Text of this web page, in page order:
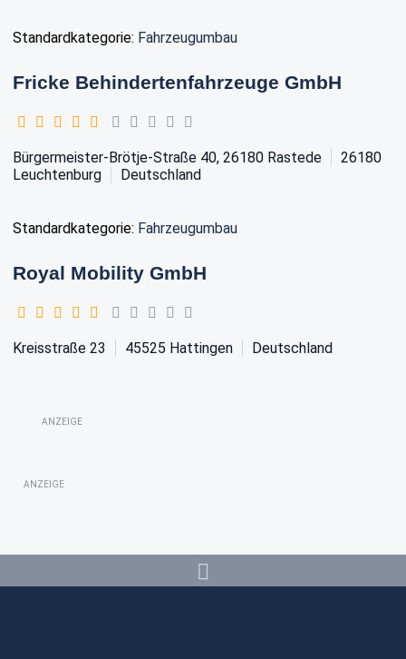
Standardkategorie: Fahrzeugumbau
Fricke Behindertenfahrzeuge GmbH
Bürgermeister-Brötje-Straße 40, 26180 Rastede
26180
Leuchtenburg
Deutschland
Standardkategorie: Fahrzeugumbau
Royal Mobility GmbH
Kreisstraße 23 45525 Hattingen Deutschland
ANZEIGE
ANZEIGE